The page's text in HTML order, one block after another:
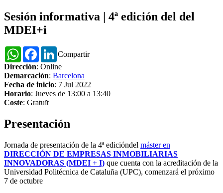
Sesión informativa | 4ª edición del del
MDEI+i
Compartir
WhatsAppFacebookLinkedIn
Dirección: Online
Demarcación: Barcelona
Fecha de inicio: 7 Jul 2022
Horario: Jueves de 13:00 a 13:40
Coste: Gratuït
Presentación
Jornada de presentación de la 4ª edicióndel máster en
DIRECCIÓN DE EMPRESAS INMOBILIARIAS
INNOVADORAS (MDEI + I) que cuenta con la acreditación de la
Universidad Politécnica de Cataluña (UPC), comenzará el próximo
7 de octubre